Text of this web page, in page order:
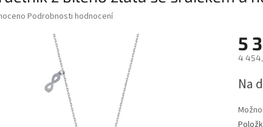
Podrobnosti hodnocení
5
4
cena:
Na